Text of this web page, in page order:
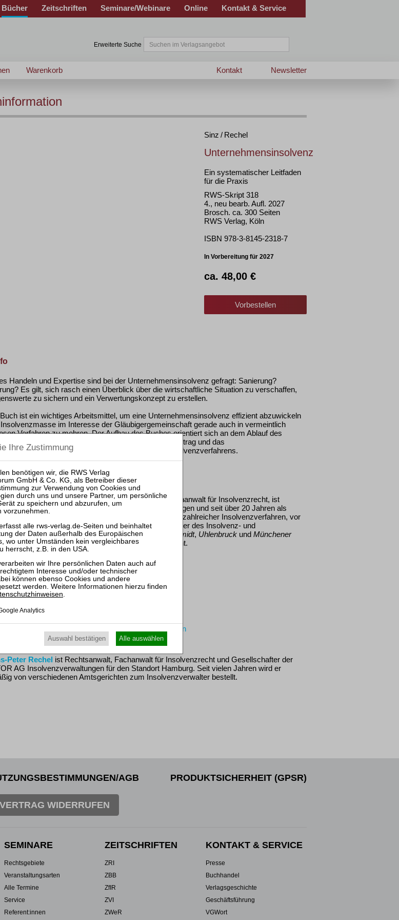
Bücher Zeitschriften Seminare/Webinare Online Kontakt & Service
Erweiterte Suche
Warenkorb Newsletter
Kontakt
Sinz / Rechel
Unternehmensinsolvenz
Ein systematischer Leitfaden
für die Praxis
RWS-Skript 318
4., neu bearb. Aufl. 2027
Brosch. ca. 300 Seiten
RWS Verlag, Köln
ISBN 978-3-8145-2318-7
In Vorbereitung für 2027
ca. 48,00 €
Vorbestellen
Handeln und Expertise sind bei der Unternehmensinsolvenz gefragt: Sanierung?
Es gilt, sich rasch einen Überblick über die wirtschaftliche Situation zu verschaffen,
zu sichern und ein Verwertungskonzept zu erstellen.
ist ein wichtiges Arbeitsmittel, um eine Unternehmensinsolvenz effizient abzuwickeln
im Interesse der Gläubigergemeinschaft gerade auch in vermeintlich
Verfahren zu mehren. Der Aufbau des Buches orientiert sich an dem Ablauf des
und führt den Leser über den Insolvenzantrag und das
bis hin zum Abschluss des Insolvenzverfahrens.
Ralf Sinz , Rechtsanwalt und Diplom-Kaufmann, Fachanwalt für Insolvenzrecht, ist
der CURATOR AG Insolvenzverwaltungen und seit über 20 Jahren als
tätig. Die Beauftragung mit der Abwicklung zahlreicher Insolvenzverfahren, vor
Verfahren mit Betriebsfortführung, weist ihn als Praktiker des Insolvenz- und
aus. Er ist Mitkommentator imKarsten Schmidt, Uhlenbruck und Münchener
zur InsOsowie Lehrbeauftragter für Insolvenzrecht.
Publikationen bei RWS
bei RWS
Mitarbeiter-Webinar Insolvenz natürlicher Personen
Peter Rechel ist Rechtsanwalt, Fachanwalt für Insolvenzrecht und Gesellschafter der
AG Insolvenzverwaltungen für den Standort Hamburg. Seit vielen Jahren wird er
von verschiedenen Amtsgerichten zum Insolvenzverwalter bestellt.
AGB PRODUKTSICHERHEIT (GPSR)
VERTRAG WIDERRUFEN
SEMINARE
Rechtsgebiete
Veranstaltungsarten
Alle Termine
Service
Referent:innen
ZEITSCHRIFTEN
ZRI
ZBB
ZfIR
ZVI
ZWeR
KONTAKT & SERVICE
Presse
Buchhandel
Verlagsgeschichte
Geschäftsführung
VGWort
.
Analytics
Auswahl bestätigen Alle auswählen